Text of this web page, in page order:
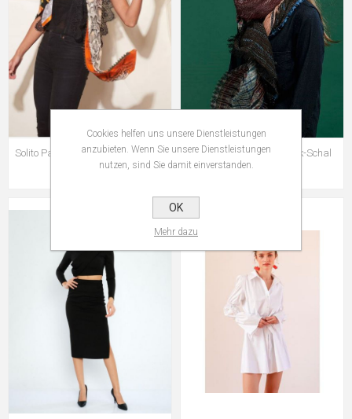
Solito Patchwork-Schal Dschungel
CHF 69,90
Solito Metallic Patchwork-Schal
CHF 69,90
Cookies helfen uns unsere Dienstleistungen
anzubieten. Wenn Sie unsere Dienstleistungen
nutzen, sind Sie damit einverstanden.
OK
Mehr dazu